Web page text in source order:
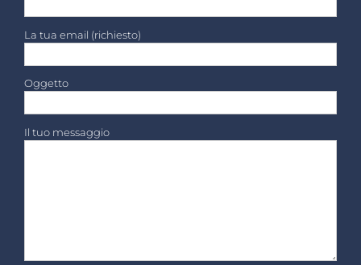
La tua email (richiesto)
Oggetto
Il tuo messaggio